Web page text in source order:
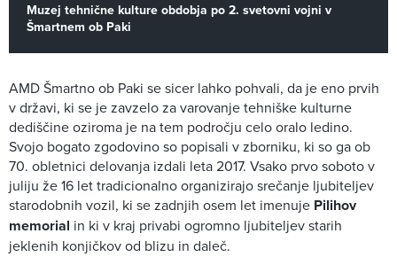
Muzej tehnične kulture obdobja po 2. svetovni vojni v
Šmartnem ob Paki
AMD Šmartno ob Paki se sicer lahko pohvali, da je eno prvih
v državi, ki se je zavzelo za varovanje tehniške kulturne
dediščine oziroma je na tem področju celo oralo ledino.
Svojo bogato zgodovino so popisali v zborniku, ki so ga ob
70. obletnici delovanja izdali leta 2017. Vsako prvo soboto v
juliju že 16 let tradicionalno organizirajo srečanje ljubiteljev
starodobnih vozil, ki se zadnjih osem let imenuje Pilihov
memorial in ki v kraj privabi ogromno ljubiteljev starih
jeklenih konjičkov od blizu in daleč.